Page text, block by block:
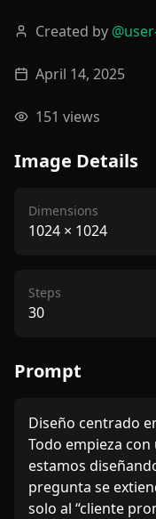
Created by @
April 14, 2025
151 views
Image Details
Dimensions
1024 × 1024
Steps
30
Prompt
Diseño centrado
Todo empieza
estamos
pregunta se
solo al “cliente